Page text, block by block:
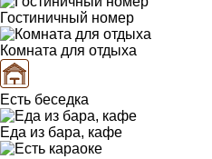
Гостиничный номер
Комната для отдыха
Есть беседка
Еда из бара, кафе